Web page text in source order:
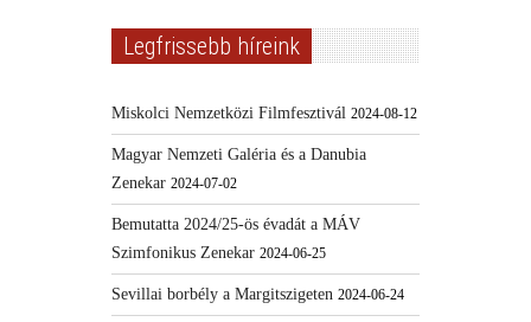
Legfrissebb híreink
Miskolci Nemzetközi Filmfesztivál 2024-08-12
Magyar Nemzeti Galéria és a Danubia
Zenekar 2024-07-02
Bemutatta 2024/25-ös évadát a MÁV
Szimfonikus Zenekar 2024-06-25
Sevillai borbély a Margitszigeten 2024-06-24